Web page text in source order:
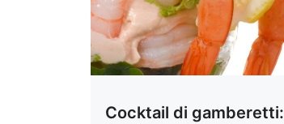
Cocktail di gamberetti: